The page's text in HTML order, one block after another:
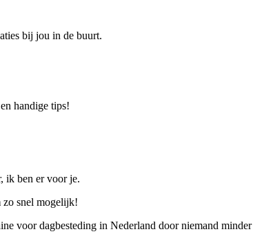
bij jou in de buurt.
handige tips!
ik ben er voor je.
zo snel mogelijk!
voor dagbesteding in Nederland door niemand